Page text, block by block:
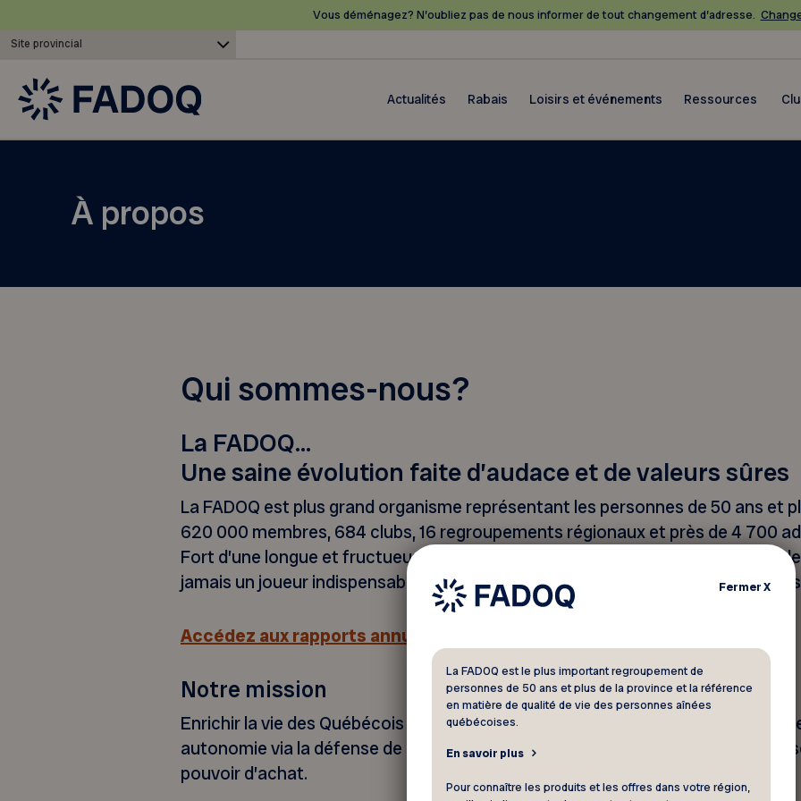
Vous déménagez? N’oubliez pas de nous informer de tout changement d’adresse.
Site provincial
Actualités Rabais Loisirs et événements Ressources
À propos
Qui sommes-nous?
La FADOQ…
Une saine évolution faite d’audace et de valeurs sûres
La FADOQ est plus grand organisme représentant les personnes de 50 ans et
620 000 membres, 684 clubs, 16 regroupements régionaux et près de 4 700
Fort d’une longue et fructueuse tradition d’un demi-siècle, elle demeure bien
jamais un joueur indispensable sur l’échiquier d’un Québec à la population
Accédez aux rapports annuels provinciaux
Notre mission
Enrichir la vie des Québécois et Québécoises de 50 ans et plus, les
autonomie via la défense de leurs droits, l’organisation d’activités
pouvoir d’achat.
FermerX
La FADOQ est le plus important regroupement de
personnes de 50 ans et plus de la province et la référence
en matière de qualité de vie des personnes aînées
québécoises.
En savoir plus
Pour connaître les produits et les offres dans votre région,